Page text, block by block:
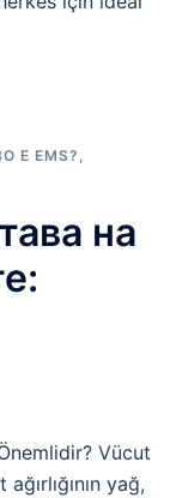
Е EMS?
на
Vücut
yağ,